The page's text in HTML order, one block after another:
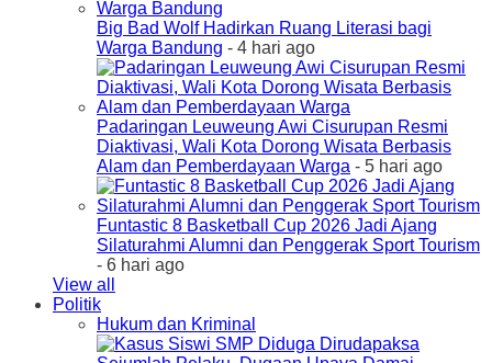
Big Bad Wolf Hadirkan Ruang Literasi bagi
Warga Bandung - 4 hari ago
Padaringan Leuweung Awi Cisurupan Resmi
Diaktivasi, Wali Kota Dorong Wisata Berbasis
Alam dan Pemberdayaan Warga - 5 hari ago
Funtastic 8 Basketball Cup 2026 Jadi Ajang
Silaturahmi Alumni dan Penggerak Sport Tourism
- 6 hari ago
View all
Politik
Hukum dan Kriminal